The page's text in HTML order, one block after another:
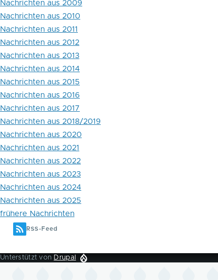
Buch
Aktuelles
Nachrichten aus 2009
Nachrichten aus 2010
Nachrichten aus 2011
Nachrichten aus 2012
Nachrichten aus 2013
Nachrichten aus 2014
Nachrichten aus 2015
Nachrichten aus 2016
Nachrichten aus 2017
Nachrichten aus 2018/2019
Nachrichten aus 2020
Nachrichten aus 2021
Nachrichten aus 2022
Nachrichten aus 2023
Nachrichten aus 2024
Nachrichten aus 2025
frühere Nachrichten
RSS-Feed
Unterstützt von Drupal